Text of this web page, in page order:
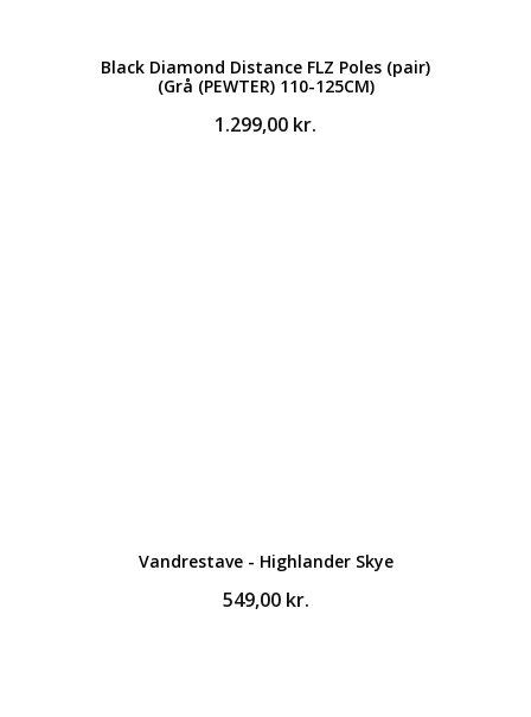
Black Diamond Distance FLZ Poles (pair)
(Grå (PEWTER) 110-125CM)
1.299,00 kr.
Vandrestave - Highlander Skye
549,00 kr.